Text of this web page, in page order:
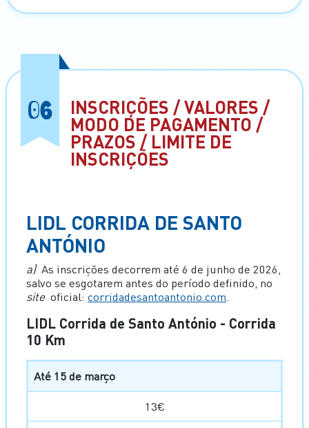
06 INSCRIÇÕES / VALORES /
MODO DE PAGAMENTO /
PRAZOS / LIMITE DE
INSCRIÇÕES
LIDL CORRIDA DE SANTO
ANTÓNIO
a) As inscrições decorrem até 6 de junho de 2026,
salvo se esgotarem antes do período definido, no
site oficial: corridadesantoantonio.com
LIDL Corrida de Santo António - Corrida
10 Km
Até 15 de março
13€